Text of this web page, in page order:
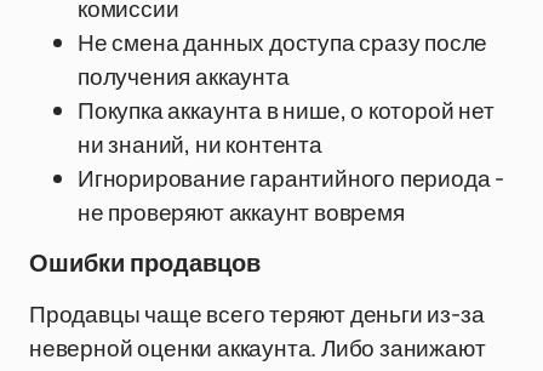
комиссии
Не смена данных доступа сразу после
получения аккаунта
Покупка аккаунта в нише, о которой нет
ни знаний, ни контента
Игнорирование гарантийного периода -
не проверяют аккаунт вовремя
Ошибки продавцов
Продавцы чаще всего теряют деньги из-за
неверной оценки аккаунта. Либо занижают